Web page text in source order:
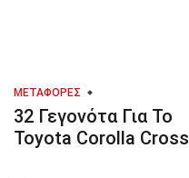
ΜΕΤΑΦΟΡΈΣ
32 Γεγονότα Για Το
Toyota Corolla Cross